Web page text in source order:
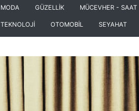
MODA GÜZELLİK MÜCEVHER - SAAT
TEKNOLOJİ OTOMOBİL SEYAHAT